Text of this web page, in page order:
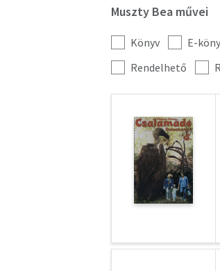
Muszty Bea művei
Kategória
szűrés
Könyv E-
További
szűrők
Rendelhető